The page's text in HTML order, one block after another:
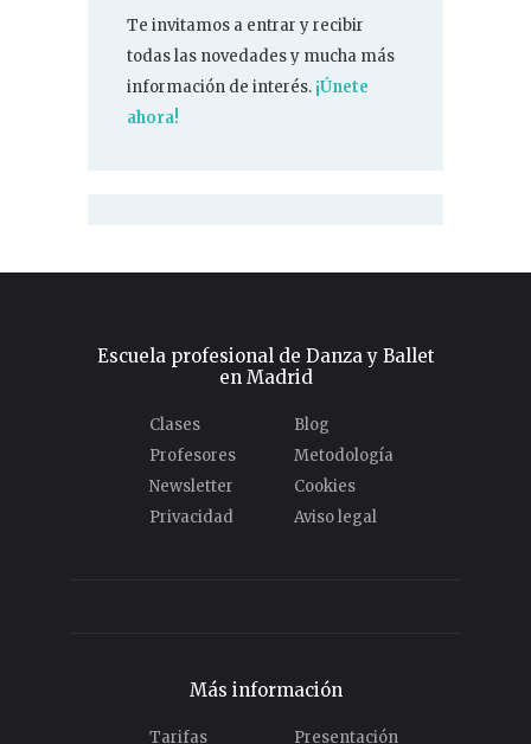
Te invitamos a entrar y recibir
todas las novedades y mucha más
información de interés. ¡Únete
ahora!
Escuela profesional de Danza y Ballet
en Madrid
Clases
Blog
Profesores
Metodología
Newsletter
Cookies
Privacidad
Aviso legal
Más información
Tarifas Presentación